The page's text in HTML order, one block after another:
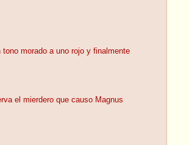
morado a uno rojo y finalmente
el mierdero que causo Magnus